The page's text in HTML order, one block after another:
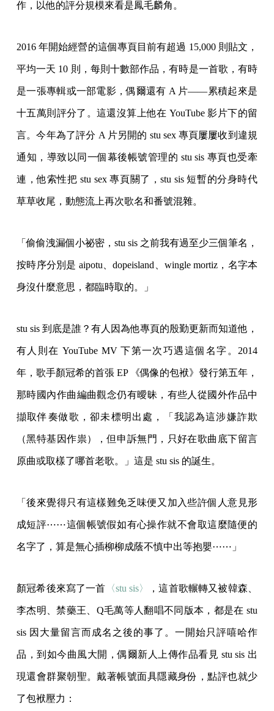
作，以他的評分規模來看是鳳毛麟角。
2016 年開始經營的這個專頁目前有超過 15,000 則貼文，
平均一天 10 則，每則十數部作品，有時是一首歌，有時
是一張專輯或一部電影，偶爾還有 A 片——累積起來是
十五萬則評分了。這還沒算上他在 YouTube 影片下的留
言。今年為了評分 A 片另開的 stu sex 專頁屢屢收到違規
通知，導致以同一個幕後帳號管理的 stu sis 專頁也受牽
連，他索性把 stu sex 專頁關了，stu sis 短暫的分身時代
草草收尾，動態流上再次歌名和番號混雜。
「偷偷洩漏個小祕密，stu sis 之前我有過至少三個筆名，
按時序分別是 aipotu、dopeisland、wingle mortiz，名字本
身沒什麼意思，都臨時取的。」
stu sis 到底是誰？有人因為他專頁的殷勤更新而知道他，
有人則在 YouTube MV 下第一次巧遇這個名字。2014
年，歌手顏冠希的首張 EP 《偶像的包袱》發行第五年，
那時國內作曲編曲觀念仍有曖昧，有些人從國外作品中
擷取伴奏做歌，卻未標明出處，「我認為這涉嫌詐欺
（黑特基因作祟），但申訴無門，只好在歌曲底下留言
原曲或取樣了哪首老歌。」這是 stu sis 的誕生。
「後來覺得只有這樣難免乏味便又加入些許個人意見形
成短評⋯⋯這個帳號假如有心操作就不會取這麼隨便的
名字了，算是無心插柳柳成蔭不慎中出等抱嬰⋯⋯」
顏冠希後來寫了一首 〈stu sis〉 ，這首歌輾轉又被韓森、
李杰明、禁藥王、Q毛萬等人翻唱不同版本，都是在 stu
sis 因大量留言而成名之後的事了。一開始只評嘻哈作
品，到如今曲風大開，偶爾新人上傳作品看見 stu sis 出
現還會群聚朝聖。戴著帳號面具隱藏身份，點評也就少
了包袱壓力：